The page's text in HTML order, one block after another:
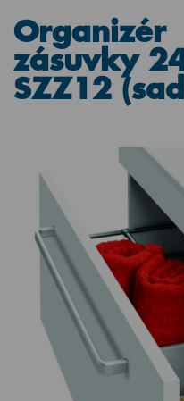
Organizér
zásuvky
SZZ12